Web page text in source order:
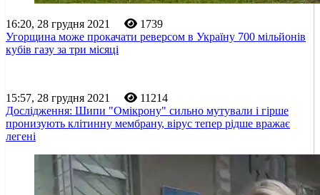
16:20, 28 грудня 2021
1739
Угорщина може прокачати реверсом в Україну 700 мільйонів
кубів газу за три місяці
15:57, 28 грудня 2021
11214
Дослідження: Шипи "Омікрону" сильно мутували і гірше
пронизують клітинну мембрану, вірус тепер рідше вражає
легені